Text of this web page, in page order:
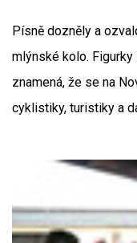
Písně dozněly a
mlýnské kolo.
znamená, že se na
cyklistiky, turistiky a